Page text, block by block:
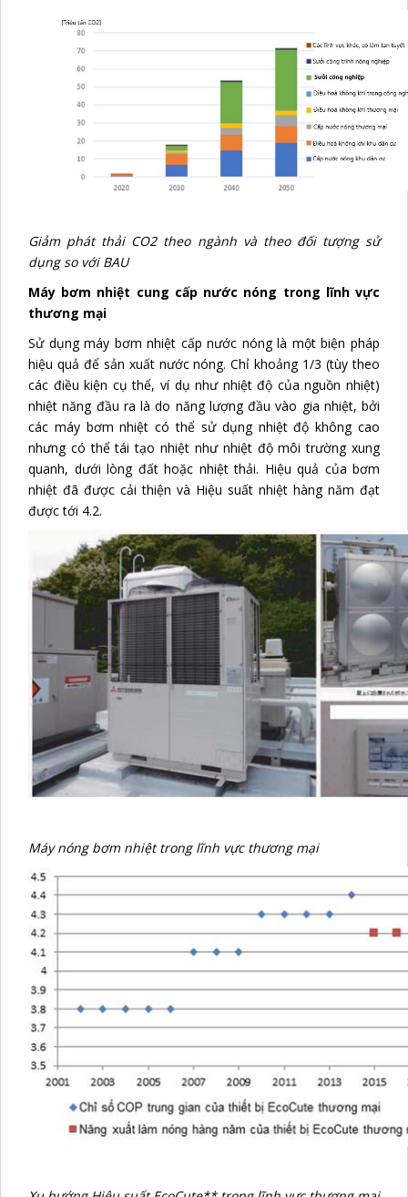
Giảm phát thải CO2 theo ngành và theo đối tượng sử
dụng so với BAU
Máy bơm nhiệt cung cấp nước nóng trong lĩnh vực
thương mại
Sử dụng máy bơm nhiệt cấp nước nóng là một biện pháp
hiệu quả để sản xuất nước nóng. Chỉ khoảng 1/3 (tùy theo
các điều kiện cụ thể, ví dụ như nhiệt độ của nguồn nhiệt)
nhiệt năng đầu ra là do năng lượng đầu vào gia nhiệt, bởi
các máy bơm nhiệt có thể sử dụng nhiệt độ không cao
nhưng có thể tái tạo nhiệt như nhiệt độ môi trường xung
quanh, dưới lòng đất hoặc nhiệt thải. Hiệu quả của bơm
nhiệt đã được cải thiện và Hiệu suất nhiệt hàng năm đạt
được tới 4.2.
Máy nóng bơm nhiệt trong lĩnh vực thương mại